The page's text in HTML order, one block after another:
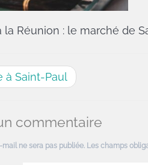
la Réunion : le marché de
à Saint-Paul
commentaire
ne sera pas publiée. Les champs